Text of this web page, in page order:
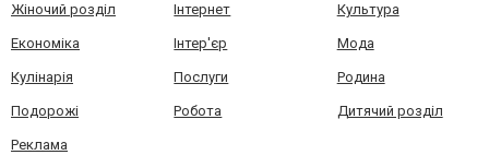
Жіночий розділ Інтернет Культура
Економіка Інтер'єр Мода
Кулінарія Послуги Родина
Подорожі Робота Дитячий розділ
Реклама